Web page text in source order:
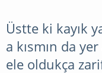
Üstte ki kayık
a kısmın da
ele oldukça